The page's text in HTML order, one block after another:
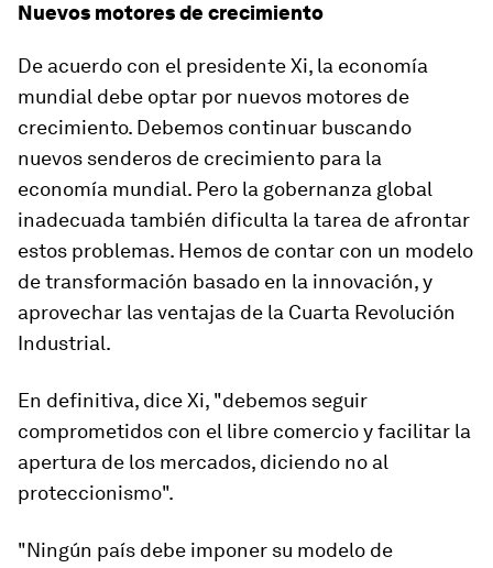
Nuevos motores de crecimiento
De acuerdo con el presidente Xi, la economía
mundial debe optar por nuevos motores de
crecimiento. Debemos continuar buscando
nuevos senderos de crecimiento para la
economía mundial. Pero la gobernanza global
inadecuada también dificulta la tarea de afrontar
estos problemas. Hemos de contar con un modelo
de transformación basado en la innovación, y
aprovechar las ventajas de la Cuarta Revolución
Industrial.
En definitiva, dice Xi, "debemos seguir
comprometidos con el libre comercio y facilitar la
apertura de los mercados, diciendo no al
proteccionismo".
"Ningún país debe imponer su modelo de